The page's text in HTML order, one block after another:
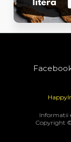
Informatii
Copyright